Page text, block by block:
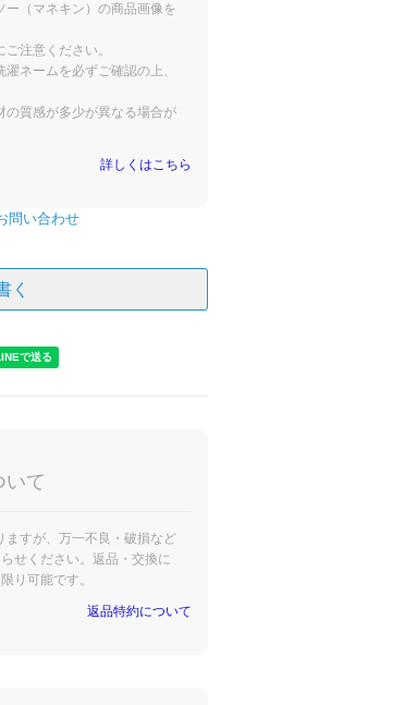
ー（マネキン）の商品画像を
注意ください。
ネームを必ずご確認の上、
の質感が多少が異なる場合が
詳しくはこちら
問い合わせ
く
いて
ますが、万一不良・破損など
せください。返品・交換に
り可能です。
返品特約について